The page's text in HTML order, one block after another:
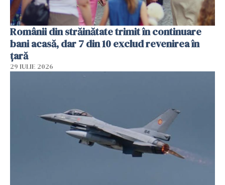
Românii din străinătate trimit în continuare
bani acasă, dar 7 din 10 exclud revenirea în
țară
29 IULIE 2026